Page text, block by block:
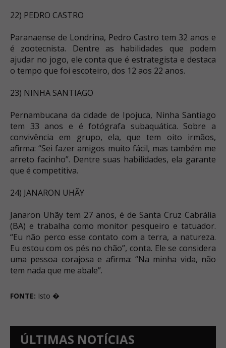
22) PEDRO CASTRO
Paranaense de Londrina, Pedro Castro tem 32 anos e
é zootecnista. Dentre as habilidades que podem
ajudar no jogo, ele conta que é estrategista e destaca
o tempo que foi escoteiro, dos 12 aos 22 anos.
23) NINHA SANTIAGO
Pernambucana da cidade de Ipojuca, Ninha Santiago
tem 33 anos e é fotógrafa subaquática. Sobre a
convivência em grupo, ela, que tem oito irmãos,
afirma: “Sei fazer amigos muito fácil, mas também me
arreto facinho”. Dentre suas habilidades, ela garante
que é competitiva.
24) JANARON UHÃY
Janaron Uhãy tem 27 anos, é de Santa Cruz Cabrália
(BA) e trabalha como monitor pesqueiro e tatuador.
“Eu não perco esse contato com a terra, a natureza.
Eu estou com os pés no chão”, conta. Ele se considera
uma pessoa corajosa e afirma: “Na minha vida, não
tem nada que me abale”.
FONTE: Isto �
ÚLTIMAS NOTÍCIAS